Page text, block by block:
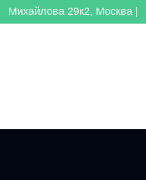
Михайлова 29к2, Москва |